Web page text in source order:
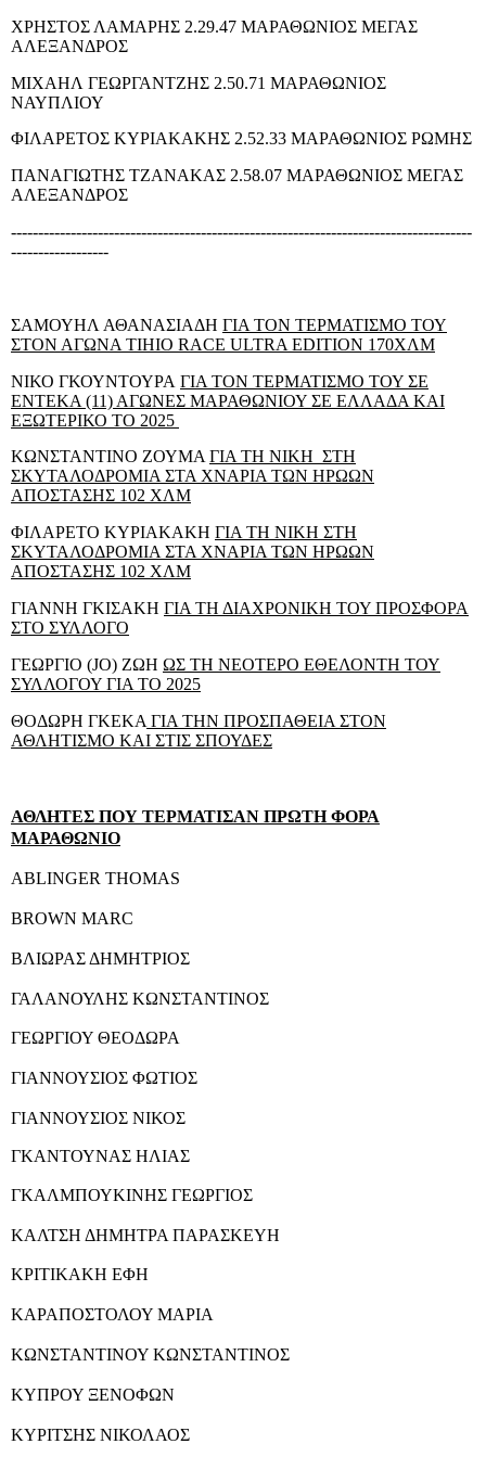
ΧΡΗΣΤΟΣ ΛΑΜΑΡΗΣ 2.29.47 ΜΑΡΑΘΩΝΙΟΣ ΜΕΓΑΣ
ΑΛΕΞΑΝΔΡΟΣ
ΜΙΧΑΗΛ ΓΕΩΡΓΑΝΤΖΗΣ 2.50.71 ΜΑΡΑΘΩΝΙΟΣ
ΝΑΥΠΛΙΟΥ
ΦΙΛΑΡΕΤΟΣ ΚΥΡΙΑΚΑΚΗΣ 2.52.33 ΜΑΡΑΘΩΝΙΟΣ ΡΩΜΗΣ
ΠΑΝΑΓΙΩΤΗΣ ΤΖΑΝΑΚΑΣ 2.58.07 ΜΑΡΑΘΩΝΙΟΣ ΜΕΓΑΣ
ΑΛΕΞΑΝΔΡΟΣ
-------------------------------------------------------------------------------------
------------------
ΣΑΜΟΥΗΛ ΑΘΑΝΑΣΙΑΔΗ ΓΙΑ ΤΟΝ ΤΕΡΜΑΤΙΣΜΟ ΤΟΥ
ΣΤΟΝ ΑΓΩΝΑ TIHIO RACE ULTRA EDITION 170ΧΛΜ
ΝΙΚΟ ΓΚΟΥΝΤΟΥΡΑ ΓΙΑ ΤΟΝ ΤΕΡΜΑΤΙΣΜΟ ΤΟΥ ΣΕ
ΕΝΤΕΚΑ (11) ΑΓΩΝΕΣ ΜΑΡΑΘΩΝΙΟΥ ΣΕ ΕΛΛΑΔΑ ΚΑΙ
ΕΞΩΤΕΡΙΚΟ ΤΟ 2025
ΚΩΝΣΤΑΝΤΙΝΟ ΖΟΥΜΑ ΓΙΑ ΤΗ ΝΙΚΗ ΣΤΗ
ΣΚΥΤΑΛΟΔΡΟΜΙΑ ΣΤΑ ΧΝΑΡΙΑ ΤΩΝ ΗΡΩΩΝ
ΑΠΟΣΤΑΣΗΣ 102 ΧΛΜ
ΦΙΛΑΡΕΤΟ ΚΥΡΙΑΚΑΚΗ ΓΙΑ ΤΗ ΝΙΚΗ ΣΤΗ
ΣΚΥΤΑΛΟΔΡΟΜΙΑ ΣΤΑ ΧΝΑΡΙΑ ΤΩΝ ΗΡΩΩΝ
ΑΠΟΣΤΑΣΗΣ 102 ΧΛΜ
ΓΙΑΝΝΗ ΓΚΙΣΑΚΗ ΓΙΑ ΤΗ ΔΙΑΧΡΟΝΙΚΗ ΤΟΥ ΠΡΟΣΦΟΡΑ
ΣΤΟ ΣΥΛΛΟΓΟ
ΓΕΩΡΓΙΟ (JO) ΖΩΗ ΩΣ ΤΗ ΝΕΟΤΕΡΟ ΕΘΕΛΟΝΤΗ ΤΟΥ
ΣΥΛΛΟΓΟΥ ΓΙΑ ΤΟ 2025
ΘΟΔΩΡΗ ΓΚΕΚΑ ΓΙΑ ΤΗΝ ΠΡΟΣΠΑΘΕΙΑ ΣΤΟΝ
ΑΘΛΗΤΙΣΜΟ ΚΑΙ ΣΤΙΣ ΣΠΟΥΔΕΣ
ΑΘΛΗΤΕΣ ΠΟΥ ΤΕΡΜΑΤΙΣΑΝ ΠΡΩΤΗ ΦΟΡΑ
ΜΑΡΑΘΩΝΙΟ
ABLINGER THOMAS
BROWN MARC
ΒΛΙΩΡΑΣ ΔΗΜΗΤΡΙΟΣ
ΓΑΛΑΝΟΥΛΗΣ ΚΩΝΣΤΑΝΤΙΝΟΣ
ΓΕΩΡΓΙΟΥ ΘΕΟΔΩΡΑ
ΓΙΑΝΝΟΥΣΙΟΣ ΦΩΤΙΟΣ
ΓΙΑΝΝΟΥΣΙΟΣ ΝΙΚΟΣ
ΓΚΑΝΤΟΥΝΑΣ ΗΛΙΑΣ
ΓΚΑΛΜΠΟΥΚΙΝΗΣ ΓΕΩΡΓΙΟΣ
ΚΑΛΤΣΗ ΔΗΜΗΤΡΑ ΠΑΡΑΣΚΕΥΗ
ΚΡΙΤΙΚΑΚΗ ΕΦΗ
ΚΑΡΑΠΟΣΤΟΛΟΥ ΜΑΡΙΑ
ΚΩΝΣΤΑΝΤΙΝΟΥ ΚΩΝΣΤΑΝΤΙΝΟΣ
ΚΥΠΡΟΥ ΞΕΝΟΦΩΝ
ΚΥΡΙΤΣΗΣ ΝΙΚΟΛΑΟΣ